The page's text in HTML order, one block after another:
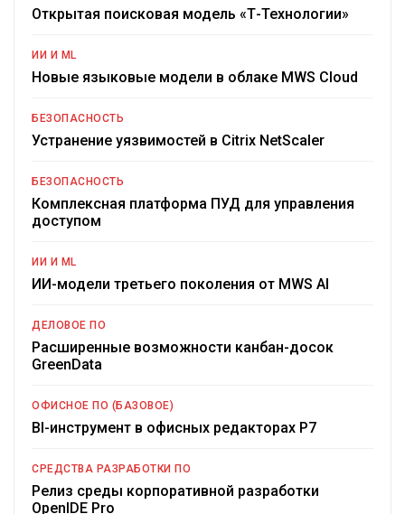
Открытая поисковая модель «Т-Технологии»
ИИ И ML
Новые языковые модели в облаке MWS Cloud
БЕЗОПАСНОСТЬ
Устранение уязвимостей в Citrix NetScaler
БЕЗОПАСНОСТЬ
Комплексная платформа ПУД для управления
доступом
ИИ И ML
ИИ-модели третьего поколения от MWS AI
ДЕЛОВОЕ ПО
Расширенные возможности канбан-досок
GreenData
ОФИСНОЕ ПО (БАЗОВОЕ)
BI-инструмент в офисных редакторах Р7
СРЕДСТВА РАЗРАБОТКИ ПО
Релиз среды корпоративной разработки
OpenIDE Pro